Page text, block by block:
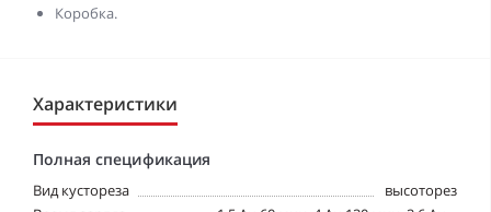
Коробка.
Характеристики
Полная спецификация
Вид кустореза
высоторез